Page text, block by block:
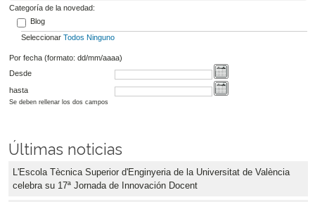
Categoría de la novedad:
Blog
Seleccionar Todos Ninguno
Por fecha (formato: dd/mm/aaaa)
Desde
hasta
Se deben rellenar los dos campos
Últimas noticias
L'Escola Tècnica Superior d'Enginyeria de la Universitat de València
celebra su 17ª Jornada de Innovación Docent